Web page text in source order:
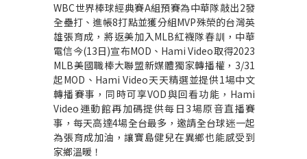
WBC世界棒球經典賽A組預賽為中華隊敲出2發
全壘打、進帳8打點並獲分組MVP殊榮的台灣英
雄張育成，將返美加入MLB紅襪隊春訓，中華
電信今(13日)宣布MOD 、 Hami Video取得2023
MLB美國職棒大聯盟新媒體獨家轉播權， 3/31
起MOD 、 Hami Video天天精選並提供1場中文
轉播賽事，同時可享VOD與回看功能， Hami
Video運動館再加碼提供每日 3場原音直播賽
事，每天高達4場全台最多，邀請全台球迷一起
為張育成加油，讓寶島健兒在異鄉也能感受到
家鄉溫暖！